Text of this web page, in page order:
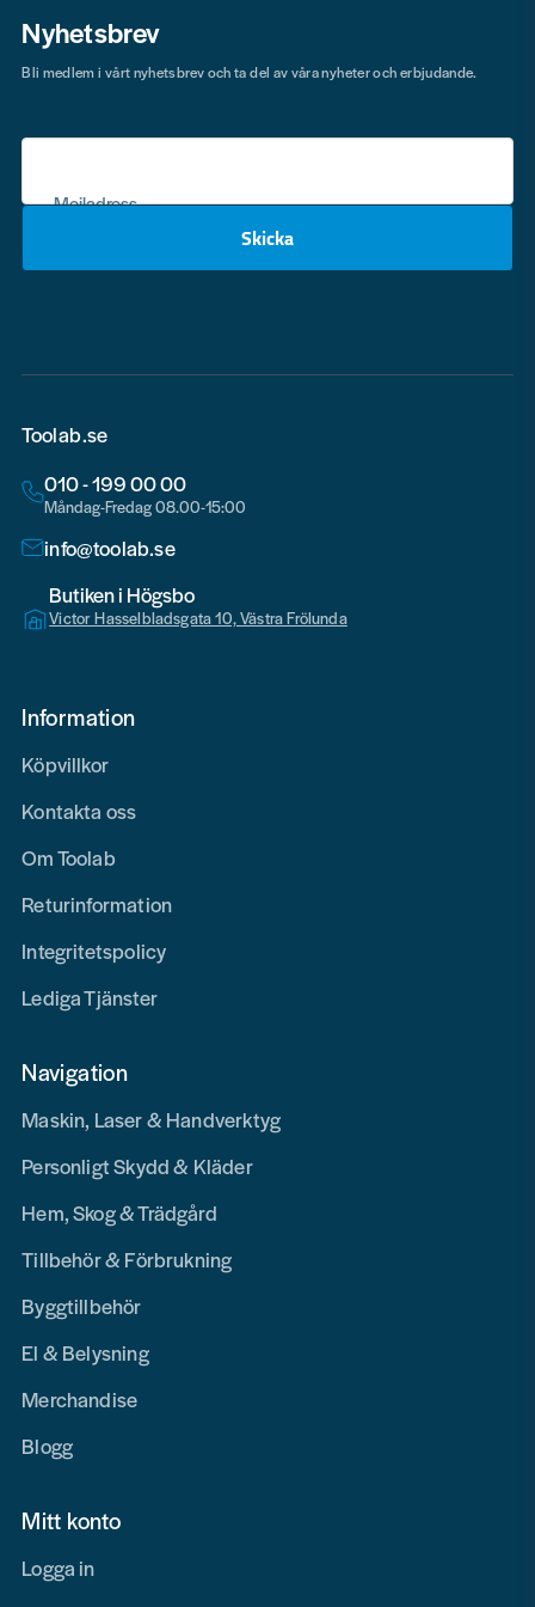
Nyhetsbrev
Mejladress
Skicka
Bli medlem i vårt nyhetsbrev och ta del av våra nyheter och erbjudande.
Toolab.se
010 - 199 00 00
Måndag-Fredag 08.00-15:00
info@toolab.se
Butiken i Högsbo
Victor Hasselbladsgata 10, Västra Frölunda
Information
Köpvillkor
Kontakta oss
Om Toolab
Returinformation
Integritetspolicy
Lediga Tjänster
Navigation
Maskin, Laser & Handverktyg
Personligt Skydd & Kläder
Hem, Skog & Trädgård
Tillbehör & Förbrukning
Byggtillbehör
El & Belysning
Merchandise
Blogg
Mitt konto
Logga in